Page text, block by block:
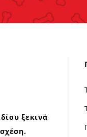
ξεκινά